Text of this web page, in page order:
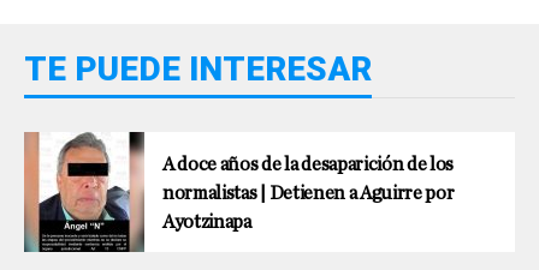
TE PUEDE INTERESAR
A doce años de la desaparición de los
normalistas | Detienen a Aguirre por
Ayotzinapa